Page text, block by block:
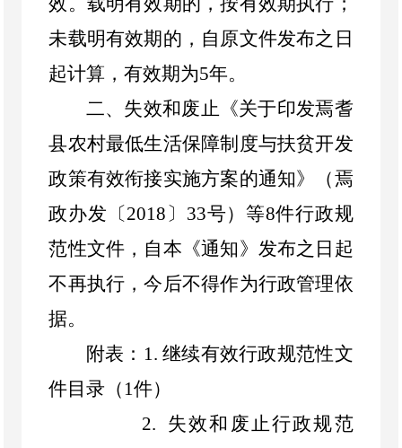
未载明有效期的， 自原文件发布之日
起计算，有效期为5年。
二、失效和废止《关于印发焉耆
县农村最低生活保障制度与扶贫开发
政策有效衔接实施方案的通知》
（焉
政办发〔 2018 〕 33号） 等8件行政规
范性文件，自本《通知》发布之日起
不再执行，今后不得作为行政管理依
据。
附表： 1 . 继续有效行政规范性文
件目录（ 1件）
2.
失效和废止行政规范